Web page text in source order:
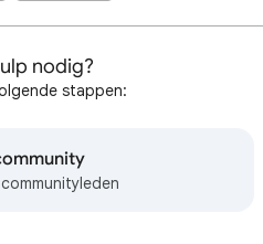
nodig?
stappen: